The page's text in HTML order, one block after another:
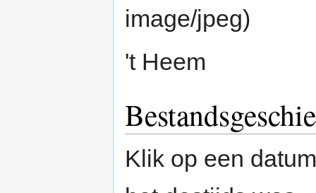
image/jpeg)
't Heem
Klik op een